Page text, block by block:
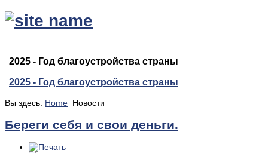
2025 - Год благоустройства страны
2025 - Год благоустройства страны
Вы здесь: Home Новости
Береги себя и свои деньги.